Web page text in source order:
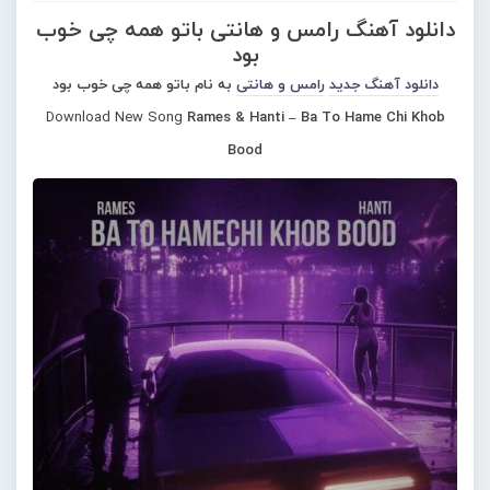
دانلود آهنگ رامس و هانتی باتو همه چی خوب
بود
دانلود آهنگ جدید رامس و هانتی به نام باتو همه چی خوب بود
Download New Song Rames & Hanti – Ba To Hame Chi Khob
Bood